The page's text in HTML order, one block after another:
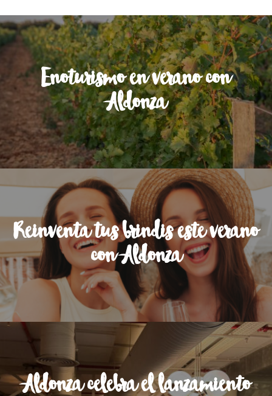
Enoturismo en verano con
Aldonza
Reinventa tus brindis este verano
con Aldonza
Aldonza celebra el lanzamiento